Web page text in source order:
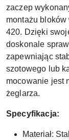
zaczep
montażu bloków
420. Dzięki
doskonale
zapewniając
szotowego lub
mocowanie jest
żeglarza.
Specyfikacja:
Materiał: